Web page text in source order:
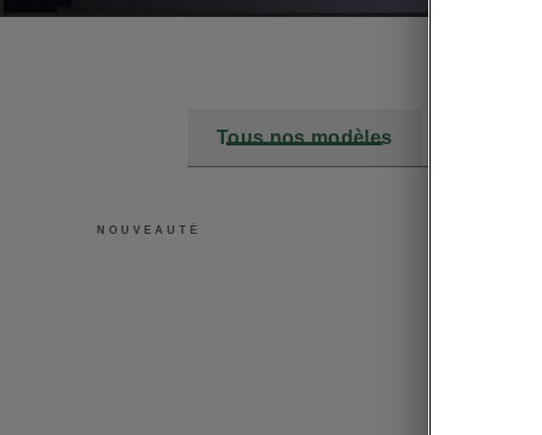
Tous nos modèles
NOUVEAUTÉ